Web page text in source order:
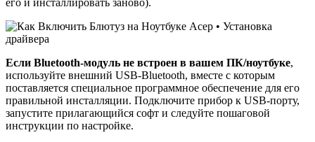
Если Bluetooth-модуль не встроен в вашем ПК/ноутбуке,
используйте внешний USB-Bluetooth, вместе с которым
поставляется специальное программное обеспечение для его
правильной инсталляции. Подключите прибор к USB-порту,
запустите прилагающийся софт и следуйте пошаговой
инструкции по настройке.